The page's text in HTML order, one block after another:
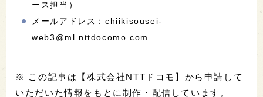
ース担当）
メールアドレス：chiikisousei-
web3@ml.nttdocomo.com
※ この記事は【株式会社NTTドコモ】から申請して
いただいた情報をもとに制作・配信しています。